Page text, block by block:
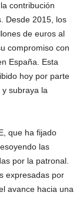
contribución
Desde 2015, los
de euros al
compromiso con
España. Esta
hoy por parte
y subraya la
que ha fijado
las
por la patronal.
expresadas por
avance hacia una